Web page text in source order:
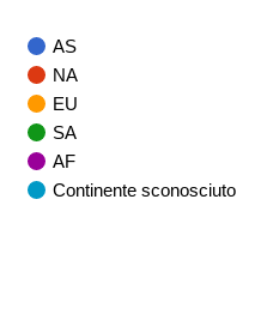
AS
NA
EU
SA
AF
Continente sconosciuto